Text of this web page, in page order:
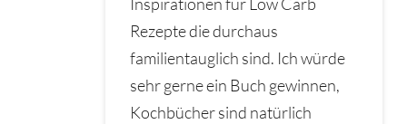
Inspirationen für Low Carb
Rezepte die durchaus
familientauglich sind. Ich würde
sehr gerne ein Buch gewinnen,
Kochbücher sind natürlich